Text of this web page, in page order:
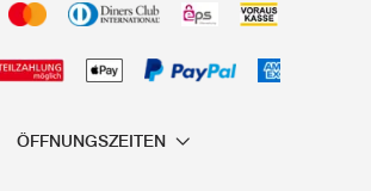
ÖFFNUNGSZEITEN